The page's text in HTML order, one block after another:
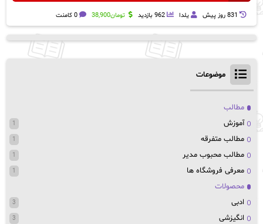
831 روز پيش یلدا 962 بازدید تومان38,900 0 کامنت
موضوعات
مطالب
آموزش
1
مطالب متفرقه 1
مطالب محبوب مدیر 1
معرفی فروشگاه ها 1
محصولات
ادبی
3
انگیزشی 3